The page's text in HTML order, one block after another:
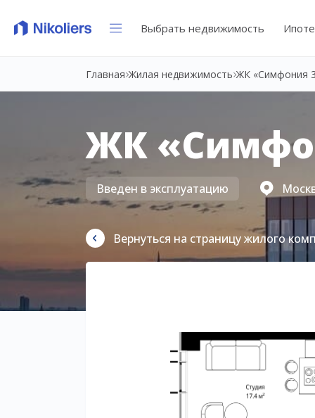
Выбрать недвижимость
Главная Жилая недвижимость ЖК «Симфония
ЖК
Введен в эксплуатацию
Вернуться на страницу жилого